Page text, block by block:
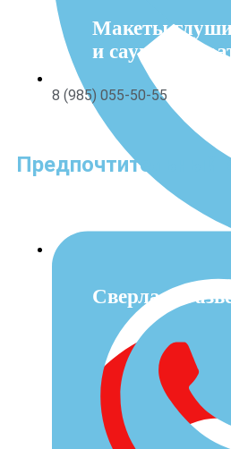
Макеты
и
Сверла и
8 (985) 055-50-55
Предпочтительный